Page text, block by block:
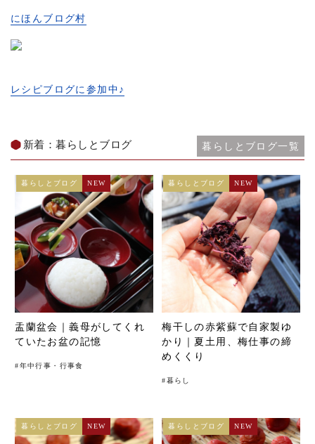
にほんブログ村
レシピブログに参加中♪
新着：暮らしとブログ 暮らしとブログ一覧
盂蘭盆会｜義母がしてくれ
ていたお盆の記憶
#年中行事・行事食
暮らしとブログ NEW
梅干しの赤紫蘇で自家製ゆ
かり｜夏土用、梅仕事の締
めくくり
#暮らし
暮らしとブログ NEW
暮らしとブログ NEW 暮らしとブログ NEW